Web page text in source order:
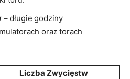
– długie godziny
oraz torach
Liczba Zwycięstw